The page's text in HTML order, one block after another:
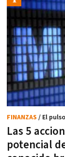
Las 5
potencial
FINANZAS / El